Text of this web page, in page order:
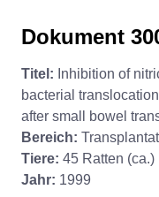
Dokument
Titel: Inhibition of
bacterial
after small bowel
Bereich:
Tiere: 45 Ratten (ca.)
Jahr: 1999